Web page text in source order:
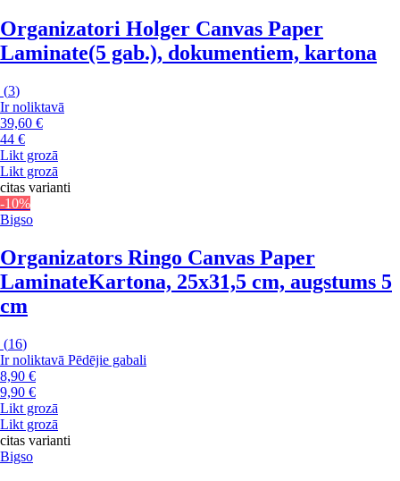
Organizatori Holger Canvas Paper
Laminate(5 gab.), dokumentiem, kartona
(3)
Ir noliktavā
39,60 €
44 €
Likt grozā
Likt grozā
citas varianti
-10%
Bigso
Organizators Ringo Canvas Paper
LaminateKartona, 25x31,5 cm, augstums 5
cm
(16)
Ir noliktavā Pēdējie gabali
8,90 €
9,90 €
Likt grozā
Likt grozā
citas varianti
Bigso